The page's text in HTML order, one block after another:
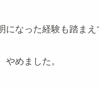
なった経験も踏まえ
めました。